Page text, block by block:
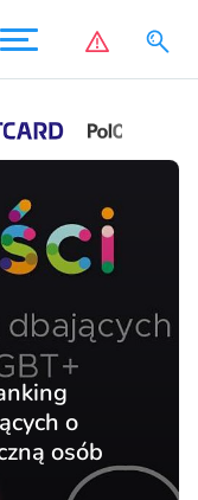
o
osób